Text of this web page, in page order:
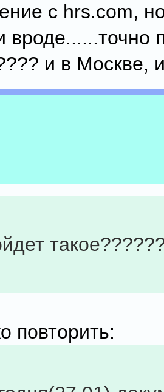
с hrs.com,
вроде......точно
и в Москве,
повторить: